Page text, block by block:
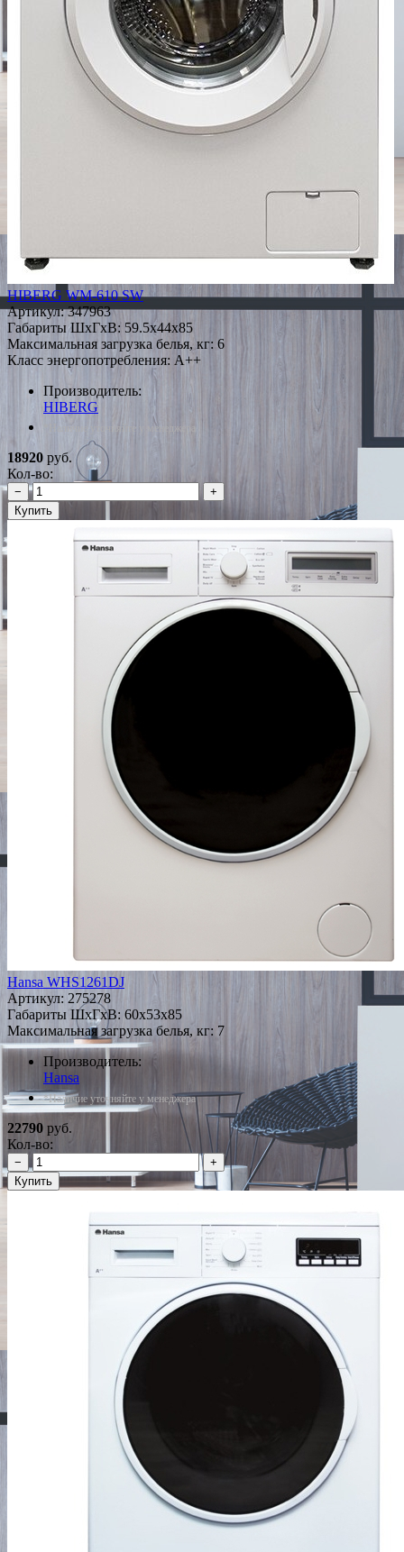
HIBERG WM-610 SW
Артикул:347963
Габариты ШxГxВ: 59.5x44x85
Максимальная загрузка белья, кг: 6
Класс энергопотребления: A++
Производитель:
HIBERG
*Наличие уточняйте у менеджера
18920 руб.
Кол-во:
−
+
Купить
Hansa WHS1261DJ
Артикул: 275278
Габариты ШxГxВ: 60x53x85
Максимальная загрузка белья, кг: 7
Производитель:
Hansa
*Наличие уточняйте у менеджера
22790 руб.
Кол-во:
−
+
Купить